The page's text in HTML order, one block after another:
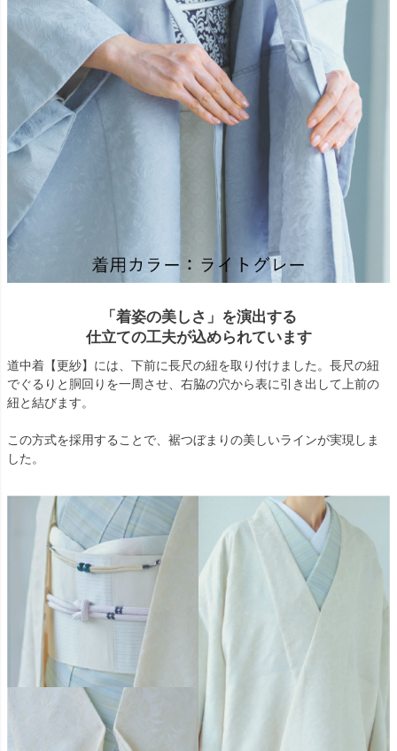
「着姿の美しさ」を演出する
仕立ての工夫が込められています
道中着【更紗】には、下前に長尺の紐を取り付けました。長尺の紐
でぐるりと胴回りを一周させ、右脇の穴から表に引き出して上前の
紐と結びます。
この方式を採用することで、裾つぼまりの美しいラインが実現しま
した。